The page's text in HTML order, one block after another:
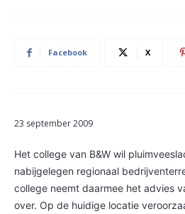
Facebook X
23 september 2009
Het college van B&W wil
nabijgelegen regionaal
college neemt daarmee het advies
over. Op de huidige locatie